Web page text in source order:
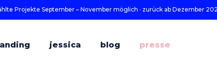
Projekte September – November möglich · zurück ab Dezember
jessica blog presse